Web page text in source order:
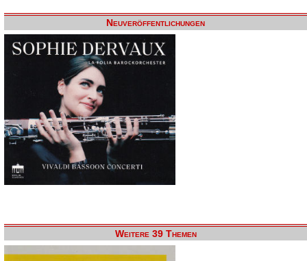
Neuveröffentlichungen
Weitere 39 Themen